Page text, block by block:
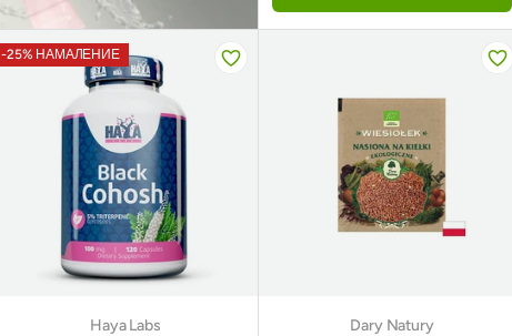
-25% НАМАЛЕНИЕ
Haya Labs Dary Natury